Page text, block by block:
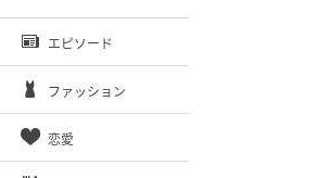
エピソード
ファッション
恋愛